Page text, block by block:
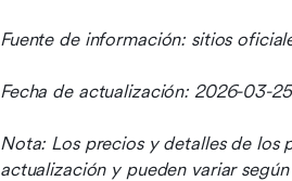
Fuente de información: sitios
Fecha de actualización: 2026-03-25
Nota: Los precios y detalles de los
actualización y pueden variar